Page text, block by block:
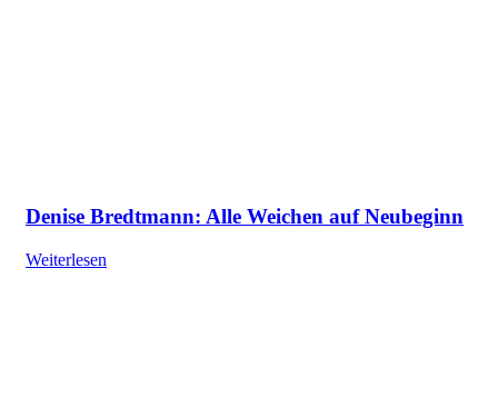
Denise Bredtmann: Alle Weichen auf Neubeginn
Weiterlesen